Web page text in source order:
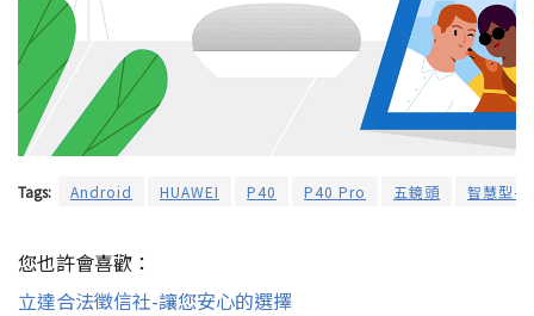
Tags: Android HUAWEI P40 P40 Pro 五鏡頭 智慧型手
您也許會喜歡：
立達合法徵信社-讓您安心的選擇